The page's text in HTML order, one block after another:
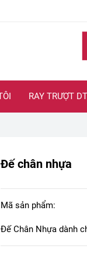
RAY TRƯỢT
Đế chân nhựa
Mã sản phẩm:
Đế Chân Nhựa dành